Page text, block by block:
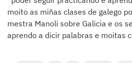
moito as miñas clases de galego
mestra Manoli sobre Galicia e os
aprendo a dicir palabras e moitas